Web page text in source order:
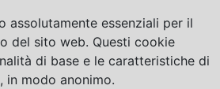
assolutamente essenziali per il
del sito web. Questi cookie
di base e le caratteristiche di
in modo anonimo.